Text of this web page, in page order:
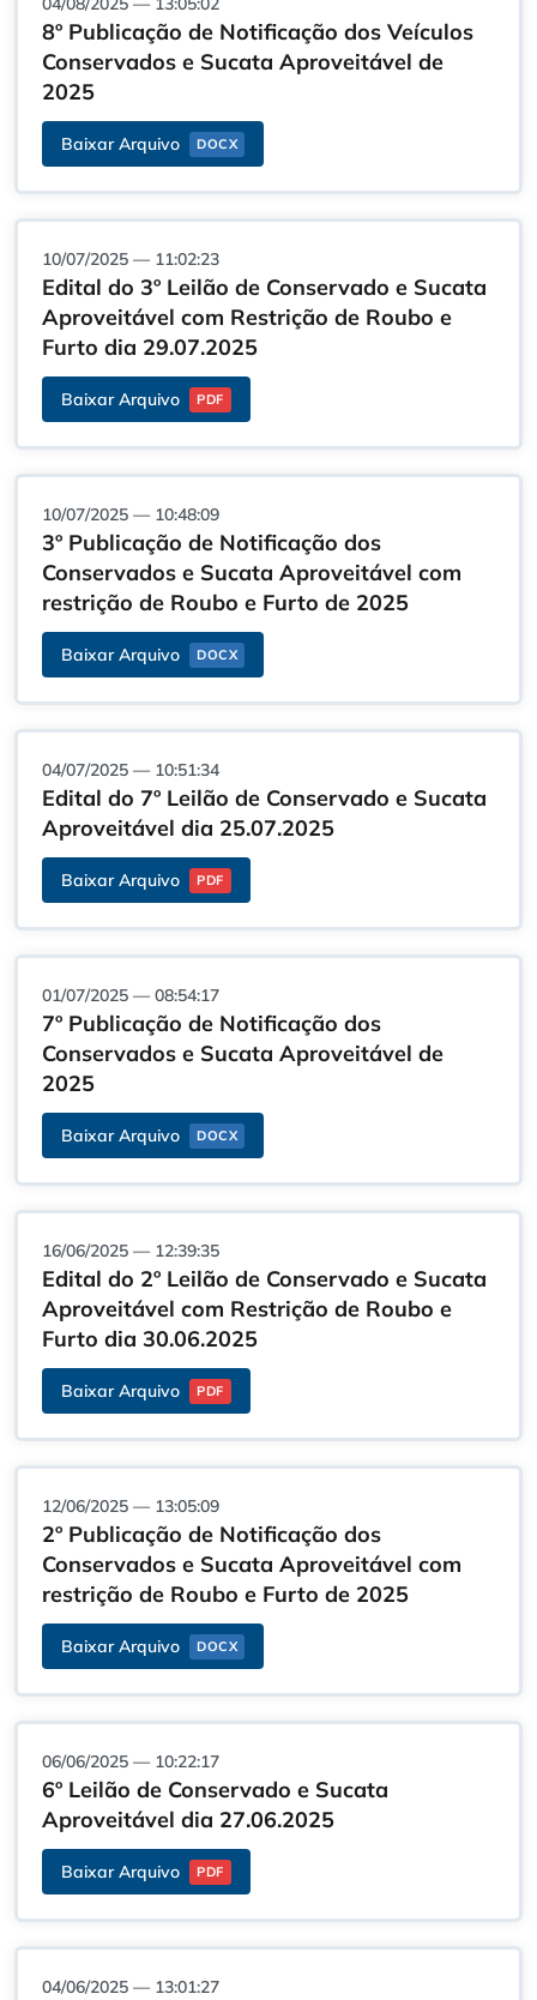
8º Publicação de Notificação dos Veículos
Conservados e Sucata Aproveitável de
2025
Baixar Arquivo DOCX
10/07/2025 — 11:02:23
Edital do 3º Leilão de Conservado e Sucata
Aproveitável com Restrição de Roubo e
Furto dia 29.07.2025
Baixar Arquivo PDF
10/07/2025 — 10:48:09
3º Publicação de Notificação dos
Conservados e Sucata Aproveitável com
restrição de Roubo e Furto de 2025
Baixar Arquivo DOCX
04/07/2025 — 10:51:34
Edital do 7º Leilão de Conservado e Sucata
Aproveitável dia 25.07.2025
Baixar Arquivo PDF
01/07/2025 — 08:54:17
7º Publicação de Notificação dos
Conservados e Sucata Aproveitável de
2025
Baixar Arquivo DOCX
16/06/2025 — 12:39:35
Edital do 2º Leilão de Conservado e Sucata
Aproveitável com Restrição de Roubo e
Furto dia 30.06.2025
Baixar Arquivo PDF
12/06/2025 — 13:05:09
2º Publicação de Notificação dos
Conservados e Sucata Aproveitável com
restrição de Roubo e Furto de 2025
Baixar Arquivo DOCX
06/06/2025 — 10:22:17
6º Leilão de Conservado e Sucata
Aproveitável dia 27.06.2025
Baixar Arquivo PDF
04/06/2025 — 13:01:27